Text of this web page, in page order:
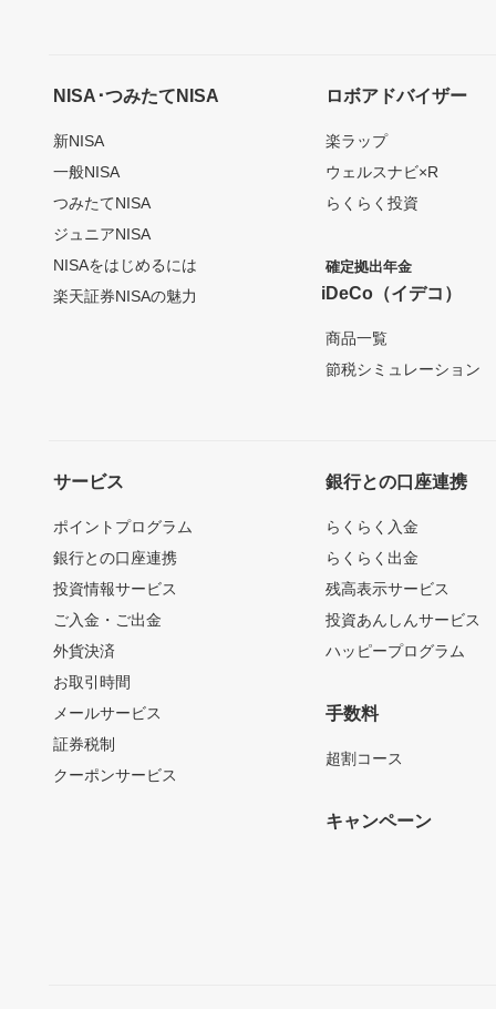
NISA･つみたてNISA
新NISA
一般NISA
つみたてNISA
ジュニアNISA
NISAをはじめるには
楽天証券NISAの魅力
ロボアドバイザー
楽ラップ
ウェルスナビ×R
らくらく投資
確定拠出年金
iDeCo（イデコ）
商品一覧
節税シミュレーション
サービス
ポイントプログラム
銀行との口座連携
投資情報サービス
ご入金・ご出金
外貨決済
お取引時間
メールサービス
証券税制
クーポンサービス
銀行との口座連携
らくらく入金
らくらく出金
残高表示サービス
投資あんしんサービス
ハッピープログラム
手数料
超割コース
キャンペーン